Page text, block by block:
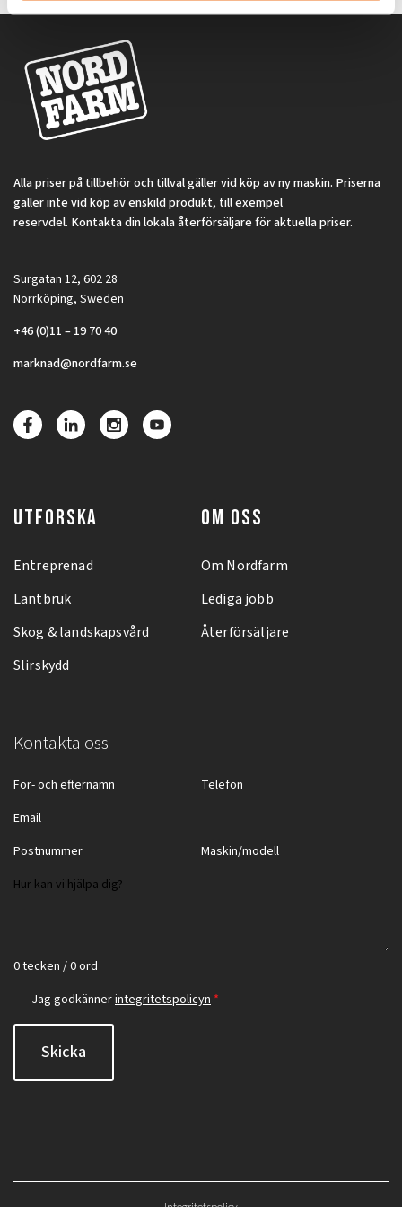
Alla priser på tillbehör och tillval gäller vid köp av ny maskin. Priserna
gäller inte vid köp av enskild produkt, till exempel
reservdel. Kontakta din lokala återförsäljare för aktuella priser.
Surgatan 12, 602 28
Norrköping, Sweden
+46 (0)11 – 19 70 40
marknad@nordfarm.se
UTFORSKA
Entreprenad
Lantbruk
Skog & landskapsvård
Slirskydd
OM OSS
Om Nordfarm
Lediga jobb
Återförsäljare
Kontakta oss
0 tecken / 0 ord
Jag godkännerintegritetspolicyn *
Skicka